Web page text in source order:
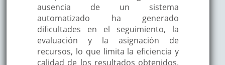
ausencia de un sistema
automatizado ha generado
dificultades en el seguimiento, la
evaluación y la asignación de
recursos, lo que limita la eficiencia y
calidad de los resultados obtenidos.